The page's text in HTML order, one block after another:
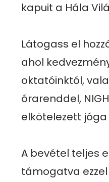
kapuit a Hála
Látogass el
ahol
oktatóinktól,
órarenddel,
elkötelezett
A bevétel teljes
támogatva